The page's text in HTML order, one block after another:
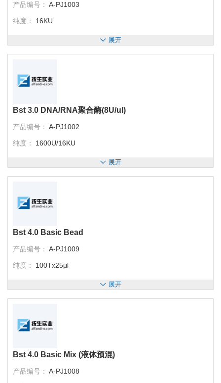
产品编号： A-PJ1003
纯度： 16KU
展开
Bst 3.0 DNA/RNA聚合酶(8U/ul)
产品编号： A-PJ1002
纯度： 1600U/16KU
展开
Bst 4.0 Basic Bead
产品编号： A-PJ1009
纯度： 100Tx25μl
展开
Bst 4.0 Basic Mix (液体预混)
产品编号： A-PJ1008